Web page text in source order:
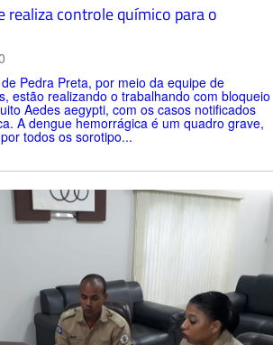
realiza controle químico para o
Pedra Preta, por meio da equipe de
estão realizando o trabalhando com bloqueio
Aedes aegypti, com os casos notificados
A dengue hemorrágica é um quadro grave,
todos os sorotipo...